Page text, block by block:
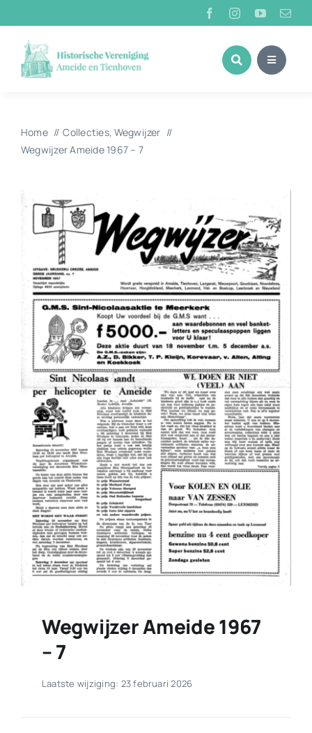
naar
inhoud
Home Collecties Wegwijzer
Wegwijzer Ameide 1967 – 7
Wegwijzer Ameide 1967
– 7
Laatste wijziging: 23 februari 2026